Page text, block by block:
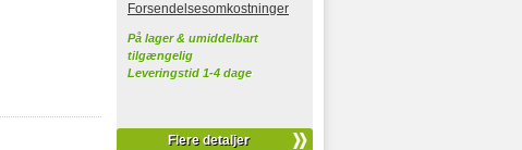
Forsendelsesomkostninger
På lager & umiddelbart
tilgængelig
Leveringstid 1-4 dage
Flere detaljer